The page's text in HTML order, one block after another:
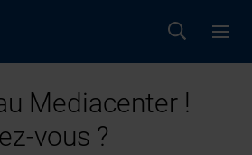
Mediacenter !
vous ?